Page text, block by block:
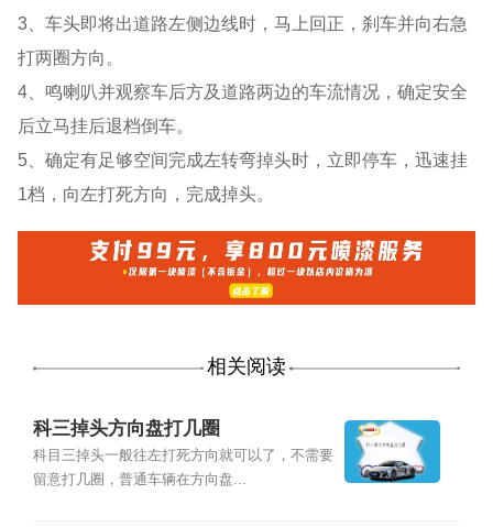
3、车头即将出道路左侧边线时，马上回正，刹车并向右急
打两圈方向。
4、鸣喇叭并观察车后方及道路两边的车流情况，确定安全
后立马挂后退档倒车。
5、确定有足够空间完成左转弯掉头时，立即停车，迅速挂
1档，向左打死方向，完成掉头。
相关阅读
科三掉头方向盘打几圈
科目三掉头一般往左打死方向就可以了，不需要
留意打几圈，普通车辆在方向盘...